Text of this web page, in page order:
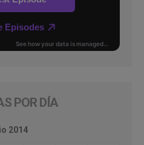
POR DÍA
2014